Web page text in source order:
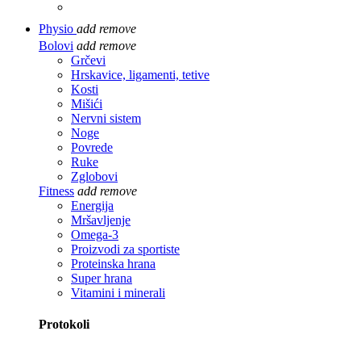
Physio add remove
Bolovi add remove
Grčevi
Hrskavice, ligamenti, tetive
Kosti
Mišići
Nervni sistem
Noge
Povrede
Ruke
Zglobovi
Fitness add remove
Energija
Mršavljenje
Omega-3
Proizvodi za sportiste
Proteinska hrana
Super hrana
Vitamini i minerali
Protokoli